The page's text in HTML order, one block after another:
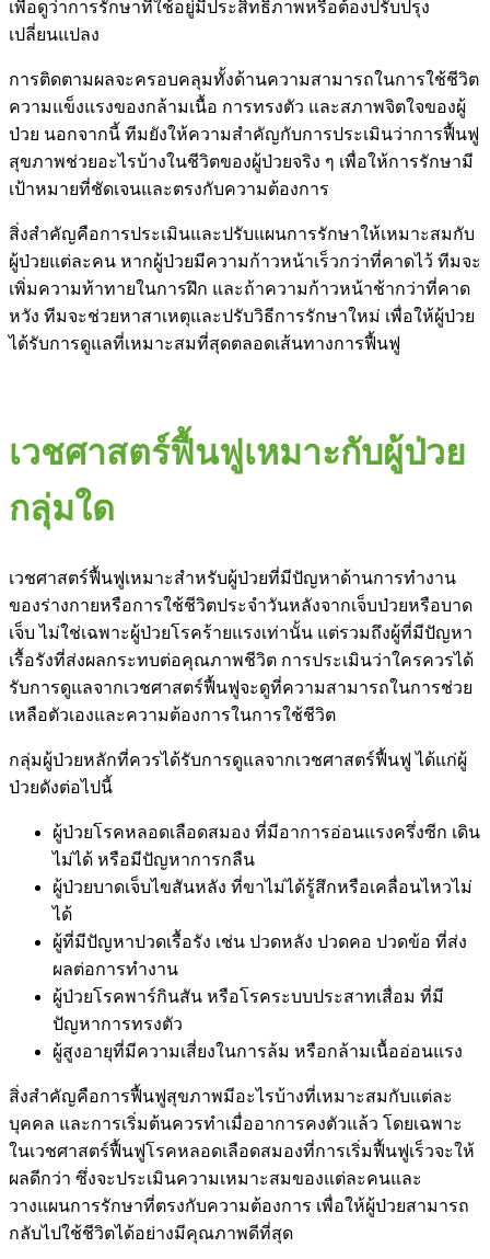
เพื่อดูว่าการรักษาที่ใช้อยู่มีประสิทธิภาพหรือต้องปรับปรุง
เปลี่ยนแปลง
การติดตามผลจะครอบคลุมทั้งด้านความสามารถในการใช้ชีวิต
ความแข็งแรงของกล้ามเนื้อ การทรงตัว และสภาพจิตใจของผู้
ป่วย นอกจากนี้ ทีมยังให้ความสำคัญกับการประเมินว่าการฟื้นฟู
สุขภาพช่วยอะไรบ้างในชีวิตของผู้ป่วยจริง ๆ เพื่อให้การรักษามี
เป้าหมายที่ชัดเจนและตรงกับความต้องการ
สิ่งสำคัญคือการประเมินและปรับแผนการรักษาให้เหมาะสมกับ
ผู้ป่วยแต่ละคน หากผู้ป่วยมีความก้าวหน้าเร็วกว่าที่คาดไว้ ทีมจะ
เพิ่มความท้าทายในการฝึก และถ้าความก้าวหน้าช้ากว่าที่คาด
หวัง ทีมจะช่วยหาสาเหตุและปรับวิธีการรักษาใหม่ เพื่อให้ผู้ป่วย
ได้รับการดูแลที่เหมาะสมที่สุดตลอดเส้นทางการฟื้นฟู
เวชศาสตร์ฟื้นฟูเหมาะกับผู้ป่วย
กลุ่มใด
เวชศาสตร์ฟื้นฟูเหมาะสำหรับผู้ป่วยที่มีปัญหาด้านการทำงาน
ของร่างกายหรือการใช้ชีวิตประจำวันหลังจากเจ็บป่วยหรือบาด
เจ็บ ไม่ใช่เฉพาะผู้ป่วยโรคร้ายแรงเท่านั้น แต่รวมถึงผู้ที่มีปัญหา
เรื้อรังที่ส่งผลกระทบต่อคุณภาพชีวิต การประเมินว่าใครควรได้
รับการดูแลจากเวชศาสตร์ฟื้นฟูจะดูที่ความสามารถในการช่วย
เหลือตัวเองและความต้องการในการใช้ชีวิต
กลุ่มผู้ป่วยหลักที่ควรได้รับการดูแลจากเวชศาสตร์ฟื้นฟู ได้แก่ผู้
ป่วยดังต่อไปนี้
ผู้ป่วยโรคหลอดเลือดสมอง ที่มีอาการอ่อนแรงครึ่งซีก เดิน
ไม่ได้ หรือมีปัญหาการกลืน
ผู้ป่วยบาดเจ็บไขสันหลัง ที่ขาไม่ได้รู้สึกหรือเคลื่อนไหวไม่
ได้
ผู้ที่มีปัญหาปวดเรื้อรัง เช่น ปวดหลัง ปวดคอ ปวดข้อ ที่ส่ง
ผลต่อการทำงาน
ผู้ป่วยโรคพาร์กินสัน หรือโรคระบบประสาทเสื่อม ที่มี
ปัญหาการทรงตัว
ผู้สูงอายุที่มีความเสี่ยงในการล้ม หรือกล้ามเนื้ออ่อนแรง
สิ่งสำคัญคือการฟื้นฟูสุขภาพมีอะไรบ้างที่เหมาะสมกับแต่ละ
บุคคล และการเริ่มต้นควรทำเมื่ออาการคงตัวแล้ว โดยเฉพาะ
ในเวชศาสตร์ฟื้นฟูโรคหลอดเลือดสมองที่การเริ่มฟื้นฟูเร็วจะให้
ผลดีกว่า ซึ่งจะประเมินความเหมาะสมของแต่ละคนและ
วางแผนการรักษาที่ตรงกับความต้องการ เพื่อให้ผู้ป่วยสามารถ
กลับไปใช้ชีวิตได้อย่างมีคุณภาพดีที่สุด